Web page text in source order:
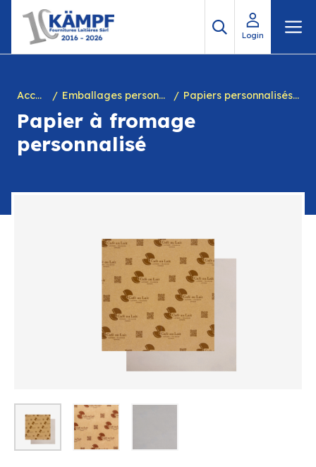
contenu
Login
Accueil Emballages personnalisés Papiers personnalisés beurre-fromage....
Papier à fromage
personnalisé